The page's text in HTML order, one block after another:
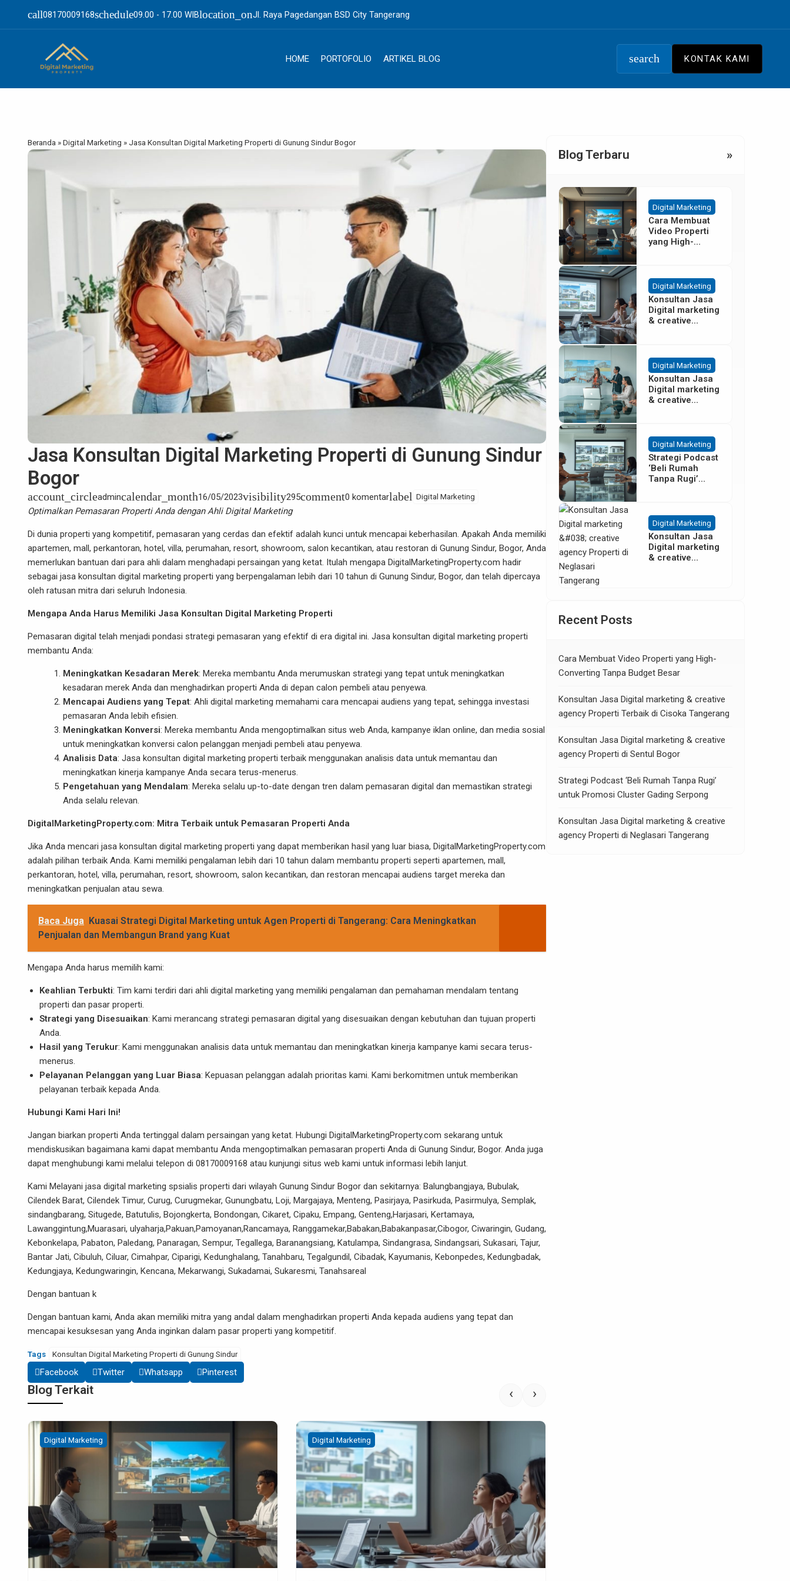
call08170009168schedule09.00 - 17.00 WIBlocation_onJl. Raya Pagedangan BSD City Tangerang
HOME PORTOFOLIO ARTIKEL BLOG search KONTAK KAMI
Beranda »Digital Marketing » Jasa Konsultan Digital Marketing Properti di Gunung Sindur Bogor
Jasa Konsultan Digital Marketing Properti di Gunung Sindur
Bogor
account_circleadmincalendar_month16/05/2023visibility295comment0 komentarlabel Digital Marketing
Optimalkan Pemasaran Properti Anda dengan Ahli Digital Marketing
Di dunia properti yang kompetitif, pemasaran yang cerdas dan efektif adalah kunci untuk mencapai keberhasilan. Apakah Anda memiliki
apartemen, mall, perkantoran, hotel, villa, perumahan, resort, showroom, salon kecantikan, atau restoran di Gunung Sindur, Bogor, Anda
memerlukan bantuan dari para ahli dalam menghadapi persaingan yang ketat. Itulah mengapa DigitalMarketingProperty.com hadir
sebagai jasa konsultan digital marketing properti yang berpengalaman lebih dari 10 tahun di Gunung Sindur, Bogor, dan telah dipercaya
oleh ratusan mitra dari seluruh Indonesia.
Mengapa Anda Harus Memiliki Jasa Konsultan Digital Marketing Properti
Pemasaran digital telah menjadi pondasi strategi pemasaran yang efektif di era digital ini. Jasa konsultan digital marketing properti
membantu Anda:
Meningkatkan Kesadaran Merek: Mereka membantu Anda merumuskan strategi yang tepat untuk meningkatkan
kesadaran merek Anda dan menghadirkan properti Anda di depan calon pembeli atau penyewa.
Mencapai Audiens yang Tepat: Ahli digital marketing memahami cara mencapai audiens yang tepat, sehingga investasi
pemasaran Anda lebih efisien.
Meningkatkan Konversi: Mereka membantu Anda mengoptimalkan situs web Anda, kampanye iklan online, dan media sosial
untuk meningkatkan konversi calon pelanggan menjadi pembeli atau penyewa.
Analisis Data: Jasa konsultan digital marketing properti terbaik menggunakan analisis data untuk memantau dan
meningkatkan kinerja kampanye Anda secara terus-menerus.
Pengetahuan yang Mendalam: Mereka selalu up-to-date dengan tren dalam pemasaran digital dan memastikan strategi
Anda selalu relevan.
DigitalMarketingProperty.com: Mitra Terbaik untuk Pemasaran Properti Anda
Jika Anda mencari jasa konsultan digital marketing properti yang dapat memberikan hasil yang luar biasa, DigitalMarketingProperty.com
adalah pilihan terbaik Anda. Kami memiliki pengalaman lebih dari 10 tahun dalam membantu properti seperti apartemen, mall,
perkantoran, hotel, villa, perumahan, resort, showroom, salon kecantikan, dan restoran mencapai audiens target mereka dan
meningkatkan penjualan atau sewa.
Baca Juga Kuasai Strategi Digital Marketing untuk Agen Properti di Tangerang: Cara Meningkatkan
Penjualan dan Membangun Brand yang Kuat
Mengapa Anda harus memilih kami:
Keahlian Terbukti: Tim kami terdiri dari ahli digital marketing yang memiliki pengalaman dan pemahaman mendalam tentang
properti dan pasar properti.
Strategi yang Disesuaikan: Kami merancang strategi pemasaran digital yang disesuaikan dengan kebutuhan dan tujuan properti
Anda.
Hasil yang Terukur: Kami menggunakan analisis data untuk memantau dan meningkatkan kinerja kampanye kami secara terus-
menerus.
Pelayanan Pelanggan yang Luar Biasa: Kepuasan pelanggan adalah prioritas kami. Kami berkomitmen untuk memberikan
pelayanan terbaik kepada Anda.
Hubungi Kami Hari Ini!
Jangan biarkan properti Anda tertinggal dalam persaingan yang ketat. Hubungi DigitalMarketingProperty.com sekarang untuk
mendiskusikan bagaimana kami dapat membantu Anda mengoptimalkan pemasaran properti Anda di Gunung Sindur, Bogor. Anda juga
dapat menghubungi kami melalui telepon di 08170009168 atau kunjungi situs web kami untuk informasi lebih lanjut.
Kami Melayani jasa digital marketing spsialis properti dari wilayah Gunung Sindur Bogor dan sekitarnya: Balungbangjaya, Bubulak,
Cilendek Barat, Cilendek Timur, Curug, Curugmekar, Gunungbatu, Loji, Margajaya, Menteng, Pasirjaya, Pasirkuda, Pasirmulya, Semplak,
sindangbarang, Situgede, Batutulis, Bojongkerta, Bondongan, Cikaret, Cipaku, Empang, Genteng,Harjasari, Kertamaya,
Lawanggintung,Muarasari, ulyaharja,Pakuan,Pamoyanan,Rancamaya, Ranggamekar,Babakan,Babakanpasar,Cibogor, Ciwaringin, Gudang,
Kebonkelapa, Pabaton, Paledang, Panaragan, Sempur, Tegallega, Baranangsiang, Katulampa, Sindangrasa, Sindangsari, Sukasari, Tajur,
Bantar Jati, Cibuluh, Ciluar, Cimahpar, Ciparigi, Kedunghalang, Tanahbaru, Tegalgundil, Cibadak, Kayumanis, Kebonpedes, Kedungbadak,
Kedungjaya, Kedungwaringin, Kencana, Mekarwangi, Sukadamai, Sukaresmi, Tanahsareal
Dengan bantuan k
Dengan bantuan kami, Anda akan memiliki mitra yang andal dalam menghadirkan properti Anda kepada audiens yang tepat dan
mencapai kesuksesan yang Anda inginkan dalam pasar properti yang kompetitif.
Tags Konsultan Digital Marketing Properti di Gunung Sindur
Facebook Twitter Whatsapp Pinterest
Blog Terkait
Digital Marketing Digital Marketing
‹ ›
Blog Terbaru »
Digital Marketing
Cara Membuat
Video Properti
yang High-
Digital Marketing
Konsultan Jasa
Digital marketing
& creative
Tangerang
Digital Marketing
Konsultan Jasa
Digital marketing
& creative
Digital Marketing
Strategi Podcast
‘Beli Rumah
Tanpa Rugi’
Digital Marketing
Konsultan Jasa
Digital marketing
& creative
Recent Posts
Cara Membuat Video Properti yang High-
Converting Tanpa Budget Besar
Konsultan Jasa Digital marketing & creative
agency Properti Terbaik di Cisoka Tangerang
Konsultan Jasa Digital marketing & creative
agency Properti di Sentul Bogor
Strategi Podcast ‘Beli Rumah Tanpa Rugi’
untuk Promosi Cluster Gading Serpong
Konsultan Jasa Digital marketing & creative
agency Properti di Neglasari Tangerang